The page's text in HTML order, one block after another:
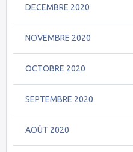
DECEMBRE 2020
NOVEMBRE 2020
OCTOBRE 2020
SEPTEMBRE 2020
AOÛT 2020